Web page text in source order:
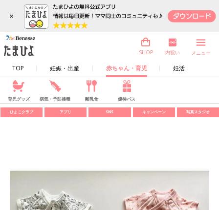
×
TOP 妊娠・出産 赤ちゃん・育児 妊活
SHOP 内祝い メニュー
育児グッズ 病気・予防接種 離乳食 優待パス
ひよこクラブ アプリ SNS キャンペーン 写真スタジオ